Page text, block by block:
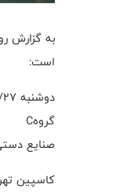
به گزارش
است:
دوشنبه ۱۴۰۲/۰۹/۲۷
گروهC
صنایع دستی
کاسپین تهران۷۱-